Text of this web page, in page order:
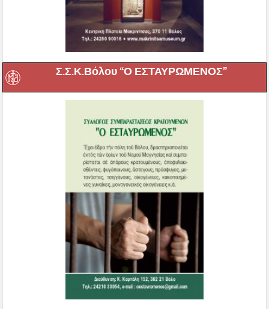
Σ.Σ.Κ.Βόλου “Ο ΕΣΤΑΥΡΩΜΕΝΟΣ”